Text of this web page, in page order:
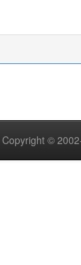
Copyright ©